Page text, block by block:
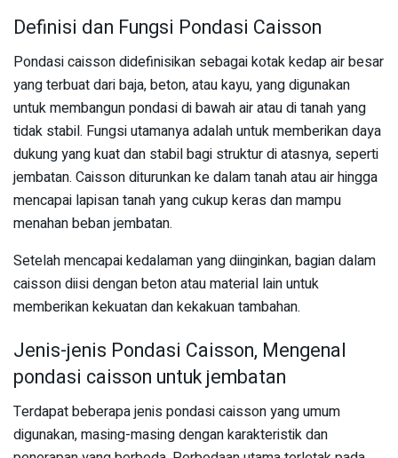
Definisi dan Fungsi Pondasi Caisson
Pondasi caisson didefinisikan sebagai kotak kedap air besar
yang terbuat dari baja, beton, atau kayu, yang digunakan
untuk membangun pondasi di bawah air atau di tanah yang
tidak stabil. Fungsi utamanya adalah untuk memberikan daya
dukung yang kuat dan stabil bagi struktur di atasnya, seperti
jembatan. Caisson diturunkan ke dalam tanah atau air hingga
mencapai lapisan tanah yang cukup keras dan mampu
menahan beban jembatan.
Setelah mencapai kedalaman yang diinginkan, bagian dalam
caisson diisi dengan beton atau material lain untuk
memberikan kekuatan dan kekakuan tambahan.
Jenis-jenis Pondasi Caisson, Mengenal
pondasi caisson untuk jembatan
Terdapat beberapa jenis pondasi caisson yang umum
digunakan, masing-masing dengan karakteristik dan